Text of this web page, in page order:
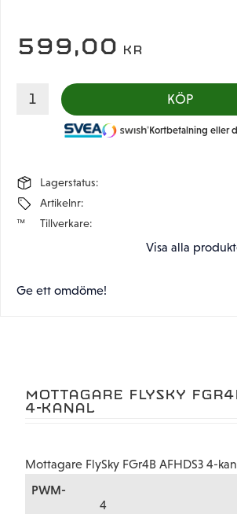
599,00 KR
KÖP
Kortbetalning eller
Lagerstatus
Artikelnr
Tillverkare
Visa alla
Ge ett omdöme!
MOTTAGARE FLYSKY
4-KANAL
Mottagare FlySky FGr4B AFHDS3 4-
PWM-
4